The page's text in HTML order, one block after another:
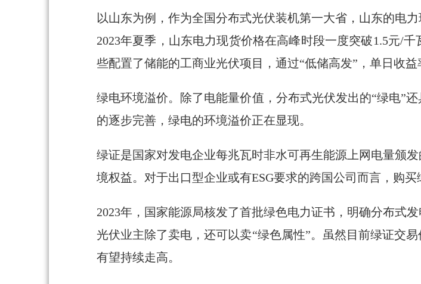
以山东为例，作为全国分布式光伏装机第一大省，山东的电
2023年夏季，山东电力现货价格在高峰时段一度突破1.5元/
些配置了储能的工商业光伏项目，通过“低储高发”，单日收益
绿电环境溢价。除了电能量价值，分布式光伏发出的“绿电”
的逐步完善，绿电的环境溢价正在显现。
绿证是国家对发电企业每兆瓦时非水可再生能源上网电量颁
境权益。对于出口型企业或有ESG要求的跨国公司而言，购
2023年，国家能源局核发了首批绿色电力证书，明确分布式
光伏业主除了卖电，还可以卖“绿色属性”。虽然目前绿证交
有望持续走高。